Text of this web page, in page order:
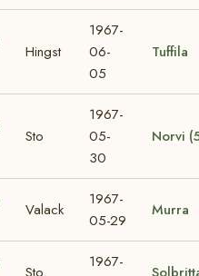
Hingst
1967-
06-
05
Tuffila
Sto
1967-
05-
30
Norvi
Valack
1967-
05-29
Murra
Sto
1967-